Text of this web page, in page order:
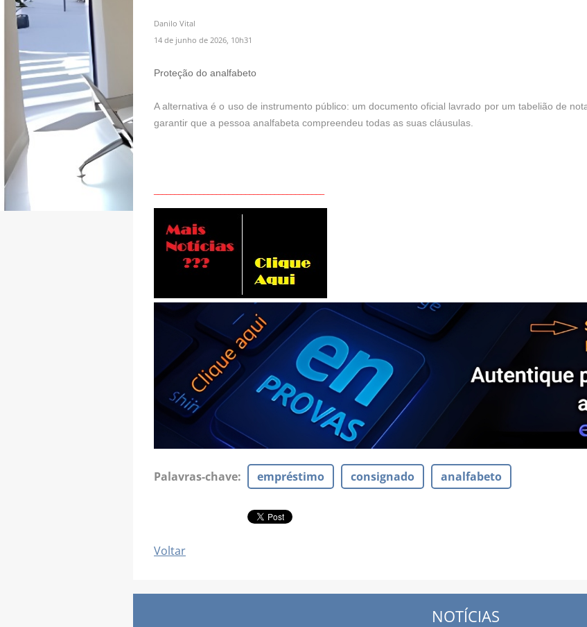
Danilo Vital
14 de junho de 2026, 10h31
Proteção do analfabeto
A alternativa é o uso de instrumento público: um documento oficial lavrado por um tabelião de
garantir que a pessoa analfabeta compreendeu todas as suas cláusulas.
Palavras-chave: empréstimo consignado analfabeto
Voltar
NOTÍCIAS